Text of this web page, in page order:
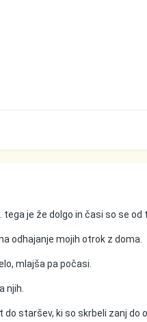
je že dolgo in časi so se od
odhajanje mojih otrok z doma.
mlajša pa počasi.
njih.
staršev, ki so skrbeli zanj do